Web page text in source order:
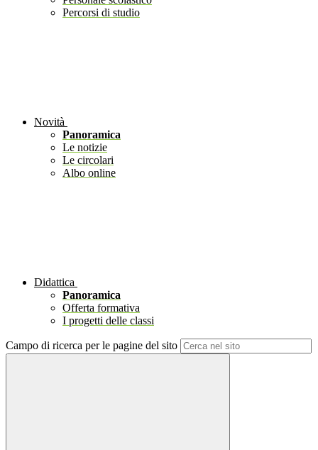
Percorsi di studio
Novità
Panoramica
Le notizie
Le circolari
Albo online
Didattica
Panoramica
Offerta formativa
I progetti delle classi
Campo di ricerca per le pagine del sito